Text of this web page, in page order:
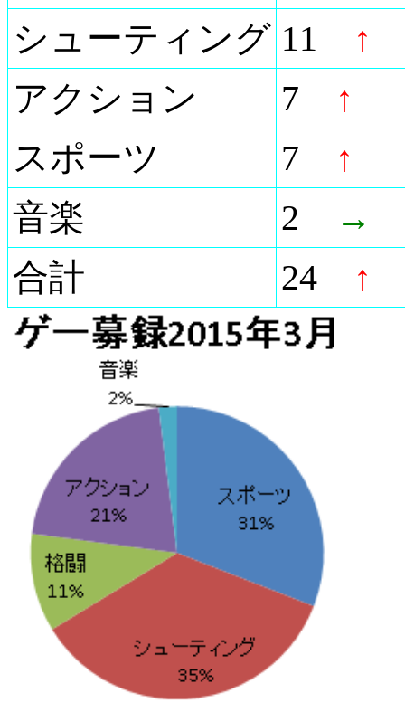
シューティング 11
↑
アクション
7
↑
スポーツ
7
↑
音楽
2 →
合計
24 ↑